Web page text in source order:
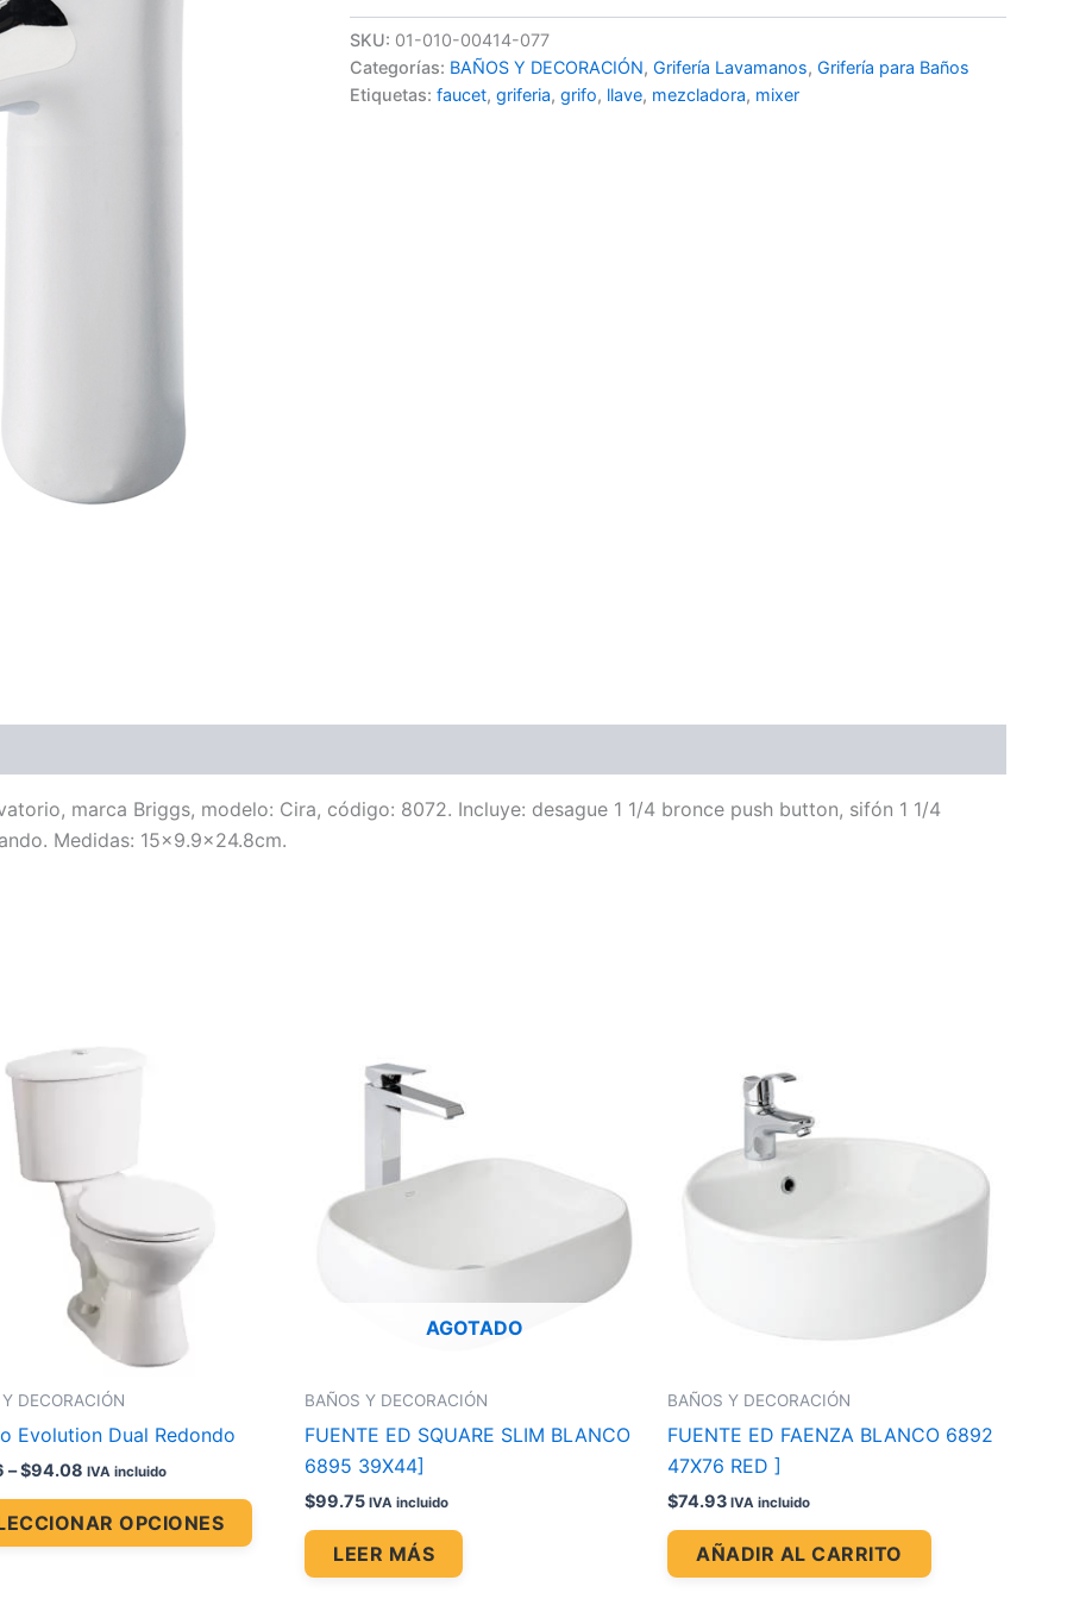
SKU: 01-010-00414-077
Categorías: BAÑOS Y DECORACIÓN, Grifería Lavamanos, Grifería para Baños
Etiquetas: faucet, griferia, grifo, llave, mezcladora, mixer
marca Briggs, modelo: Cira, código: 8072. Incluye: desague 1 1/4 bronce push button, sifón 1 1/4
Medidas: 15×9.9×24.8cm.
DECORACIÓN
Evolution Dual Redondo
–$94.08
Price
range:
IVA incluido
OPCIONES
página
AGOTADO
BAÑOS Y DECORACIÓN
FUENTE ED SQUARE SLIM BLANCO
6895 39X44]
$99.75 IVA incluido
LEER MÁS
BAÑOS Y DECORACIÓN
FUENTE ED FAENZA BLANCO 6892
47X76 RED ]
$74.93 IVA incluido
AÑADIR AL CARRITO